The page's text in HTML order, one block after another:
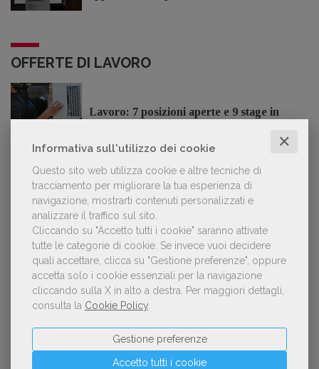
Informativa sull'utilizzo dei cookie ✕
Questo sito web utilizza cookie e altre tecniche di
tracciamento per migliorare la tua esperienza di
navigazione, mostrarti contenuti personalizzati e
analizzare il traffico sul sito.
Cliccando su "Accetto tutti i cookie" saranno attivate
tutte le categorie di cookie. Se invece vuoi decidere
quali accettare, clicca su "Gestione preferenze", oppure
accetta solo i cookie essenziali per la navigazione
cliccando sulla X in alto a destra. Per maggiori dettagli,
consulta la Cookie Policy
Accetto tutti i cookie
Gestione preferenze
OFFERTE DI LAVORO
Lavoro: 7 posizioni aperte e 9 stage in
LE PIÙ LETTE
Con Nolan l’Odissea torna al cinema e cresce in
libreria
Forse è il momento di cambiare prospettiva
sull’intelligenza artificiale